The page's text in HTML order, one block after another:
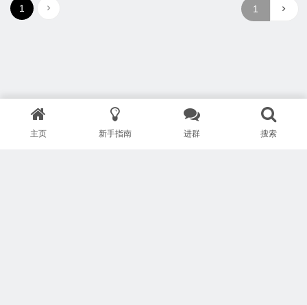
1
主页 新手指南 进群 搜索